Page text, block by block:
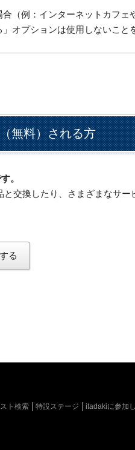
（例：インターネットカフェ
オプションは使用しないこと
無料）される方
。
交換したり、さまざまなサー
る
ト検索 特設ステージ itadakiに参加